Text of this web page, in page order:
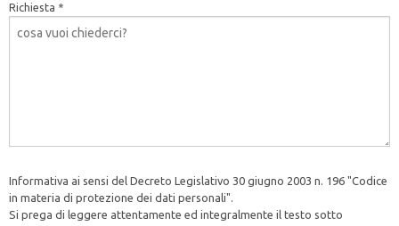
Richiesta *
Informativa ai sensi del Decreto Legislativo 30 giugno 2003 n. 196 "Codice
in materia di protezione dei dati personali".
Si prega di leggere attentamente ed integralmente il testo sotto